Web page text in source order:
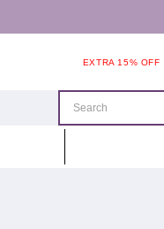
EXTRA 15% OFF